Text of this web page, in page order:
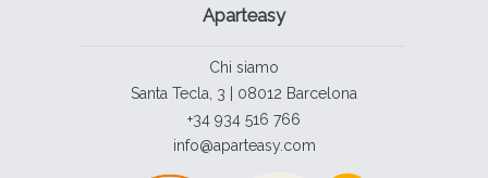
Aparteasy
Chi siamo
Santa Tecla, 3 | 08012 Barcelona
+34 934 516 766
info@aparteasy.com